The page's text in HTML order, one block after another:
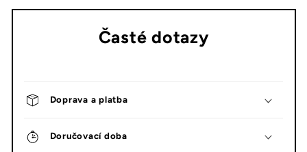
Časté dotazy
Doprava a platba
Doručovací doba